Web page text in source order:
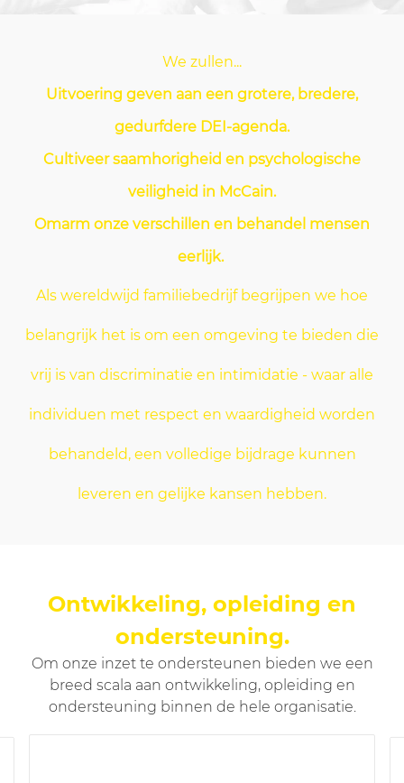
We zullen...
Uitvoering geven aan een grotere, bredere,
gedurfdere DEI-agenda.
Cultiveer saamhorigheid en psychologische
veiligheid in McCain.
Omarm onze verschillen en behandel mensen
eerlijk.
Als wereldwijd familiebedrijf begrijpen we hoe
belangrijk het is om een omgeving te bieden die
vrij is van discriminatie en intimidatie - waar alle
individuen met respect en waardigheid worden
behandeld, een volledige bijdrage kunnen
leveren en gelijke kansen hebben.
Ontwikkeling, opleiding en
ondersteuning.
Om onze inzet te ondersteunen bieden we een
breed scala aan ontwikkeling, opleiding en
ondersteuning binnen de hele organisatie.